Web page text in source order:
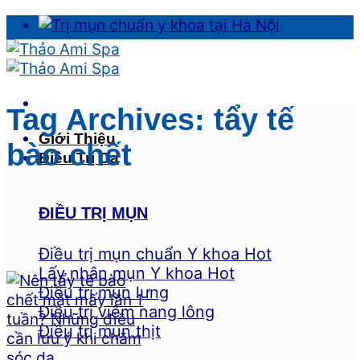
Skip
to
content
Giới Thiệu
Điều Trị Da
ĐIỀU TRỊ MỤN
Điều trị mụn chuẩn Y khoa
Lấy nhân mụn Y khoa
Điều trị mụn lưng
Điều trị viêm nang lông
Điều trị mụn thịt
Tag Archives: tẩy tế
bào chết